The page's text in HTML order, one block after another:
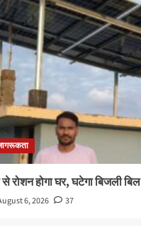
से रोशन होगा घर, घटेगा बिजली बिल
6, 2026 37